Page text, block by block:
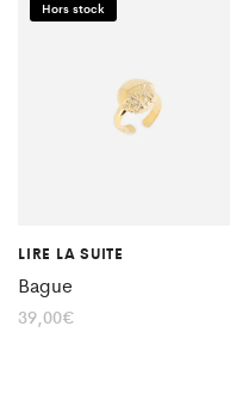
Hors stock
LIRE LA SUITE
Bague
39,00€